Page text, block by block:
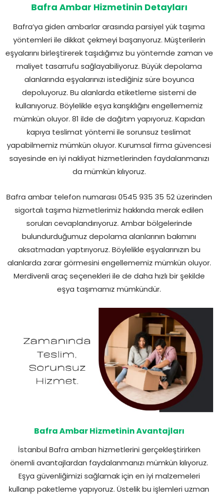
Bafra Ambar Hizmetinin Detayları
Bafra’ya giden ambarlar arasında parsiyel yük taşıma
yöntemleri ile dikkat çekmeyi başarıyoruz. Müşterilerin
eşyalarını birleştirerek taşıdığımız bu yöntemde zaman ve
maliyet tasarrufu sağlayabiliyoruz. Büyük depolama
alanlarında eşyalarınızı istediğiniz süre boyunca
depoluyoruz. Bu alanlarda etiketleme sistemi de
kullanıyoruz. Böylelikle eşya karışıklığını engellememiz
mümkün oluyor. 81 ilde de dağıtım yapıyoruz. Kapıdan
kapıya teslimat yöntemi ile sorunsuz teslimat
yapabilmemiz mümkün oluyor. Kurumsal firma güvencesi
sayesinde en iyi nakliyat hizmetlerinden faydalanmanızı
da mümkün kılıyoruz.
Bafra ambar telefon numarası 0545 935 35 52 üzerinden
sigortalı taşıma hizmetlerimiz hakkında merak edilen
soruları cevaplandırıyoruz. Ambar bölgelerinde
bulundurduğumuz depolama alanlarının bakımını
aksatmadan yaptırıyoruz. Böylelikle eşyalarınızın bu
alanlarda zarar görmesini engellememiz mümkün oluyor.
Merdivenli araç seçenekleri ile de daha hızlı bir şekilde
eşya taşımamız mümkündür.
Bafra Ambar Hizmetinin Avantajları
İstanbul Bafra ambarı hizmetlerini gerçekleştirirken
önemli avantajlardan faydalanmanızı mümkün kılıyoruz.
Eşya güvenliğimizi sağlamak için en iyi malzemeleri
kullanıp paketleme yapıyoruz. Üstelik bu işlemleri uzman